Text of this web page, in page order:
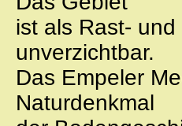
ist als Rast-
unverzichtbar.
Das Empeler
Naturdenkmal